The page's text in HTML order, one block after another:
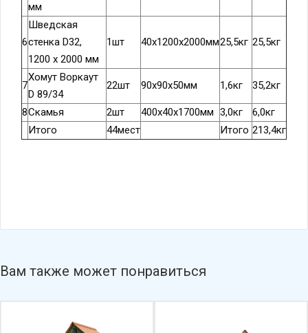
мм
6
Шведская
стенка D32,
1200 х 2000 мм
1шт 40х1200х2000мм25,5кг 25,5кг
7
Хомут Воркаут
D 89/34
22шт 90х90х50мм 1,6кг 35,2кг
8Скамья 2шт 400х40х1700мм 3,0кг
6,0кг
Итого
44мест Итого 213,4кг
Вам также может понравиться